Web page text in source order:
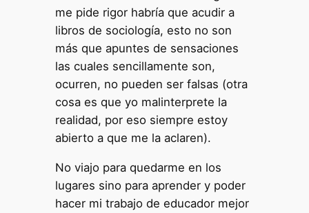
me pide rigor habría que acudir a
libros de sociología, esto no son
más que apuntes de sensaciones
las cuales sencillamente son,
ocurren, no pueden ser falsas (otra
cosa es que yo malinterprete la
realidad, por eso siempre estoy
abierto a que me la aclaren).
No viajo para quedarme en los
lugares sino para aprender y poder
hacer mi trabajo de educador mejor